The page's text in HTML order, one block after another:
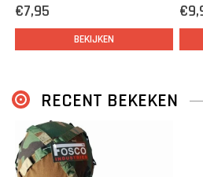
€7,95
BEKIJKEN
RECENT BEKEKEN